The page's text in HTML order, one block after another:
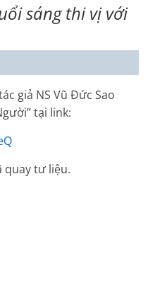
sáng thi vị với
giả NS Vũ Đức Sao
tại link:
quay tư liệu.